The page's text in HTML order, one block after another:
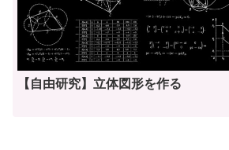
【自由研究】立体図形を作る